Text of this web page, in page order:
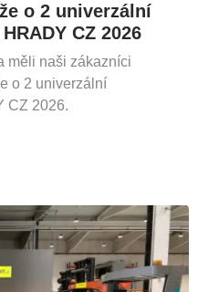
o 2 univerzální
CZ 2026
měli naši zákazníci
o 2 univerzální
CZ 2026.